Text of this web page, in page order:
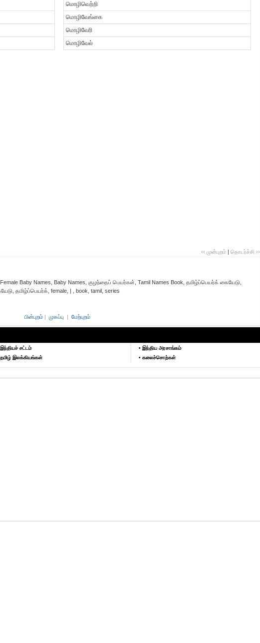
மொழிவெற்றி
மொழிவேங்கை
மொழிவேரி
மொழிவேல்
‹‹ முன்புறம் | தொடர்ச்சி ››
Baby Names, Baby Names, குழந்தைப் பெயர்கள், Tamil Names Book, தமிழ்ப்பெயர்க் கையேடு,
தமிழ்ப்பெயர்க், female, | , book, tamil, series
பின்புறம் | முகப்பு | மேற்புறம்
இந்தியச் சட்டம்
தமிழ் இலக்கியங்கள்
• இந்திய அரசாங்கம்
• கலைச்சொற்கள்